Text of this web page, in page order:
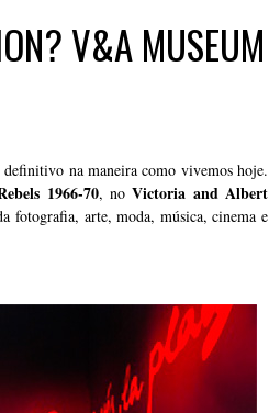
V&A MUSEUM
na maneira como vivemos hoje.
1966-70, noVictoria and Albert
fotografia, arte, moda, música, cinema e